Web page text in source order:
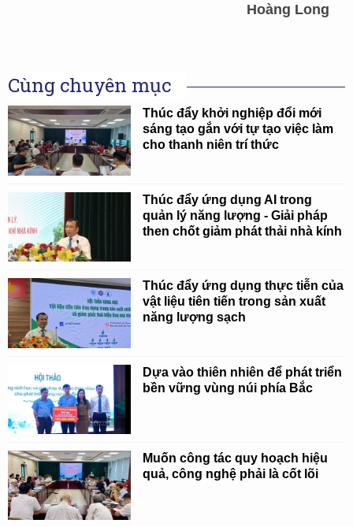
Hoàng Long
Cùng chuyên mục
Thúc đẩy khởi nghiệp đổi mới
sáng tạo gắn với tự tạo việc làm
cho thanh niên trí thức
Thúc đẩy ứng dụng AI trong
quản lý năng lượng - Giải pháp
then chốt giảm phát thải nhà kính
Thúc đẩy ứng dụng thực tiễn của
vật liệu tiên tiến trong sản xuất
năng lượng sạch
Dựa vào thiên nhiên để phát triển
bền vững vùng núi phía Bắc
Muốn công tác quy hoạch hiệu
quả, công nghệ phải là cốt lõi